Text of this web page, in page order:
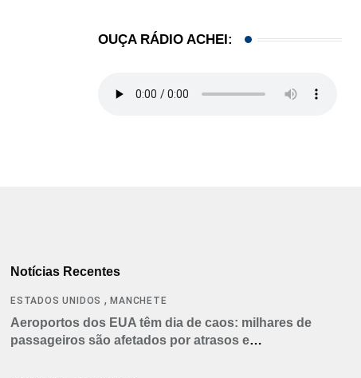
OUÇA RÁDIO ACHEI:
Notícias Recentes
ESTADOS UNIDOS ,MANCHETE
Aeroportos dos EUA têm dia de caos: milhares de
passageiros são afetados por atrasos e